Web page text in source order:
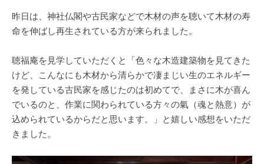
昨日は、神社仏閣や古民家などで木材の声を聴いて木材の寿
命を伸ばし再生されている方が来られました。
聴福庵を見学していただくと「色々な木造建築物を見てきた
けど、こんなにも木材から清らかで凄まじい生のエネルギー
を発している古民家を感じたのは初めてで、まさに木が喜ん
でいるのと、作業に関わられている方々の氣（魂と熱意）が
込められているからだと思います。」と嬉しい感想をいただ
きました。